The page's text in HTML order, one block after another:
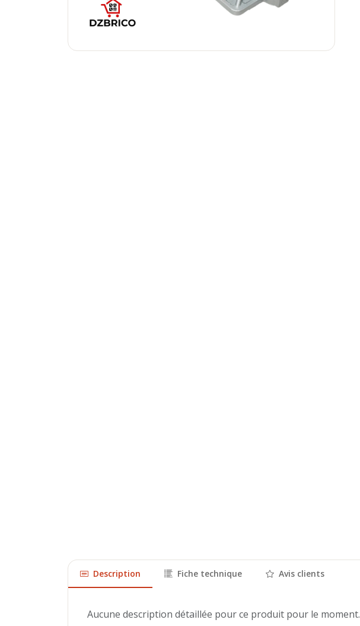
Description Fiche technique Avis clients
Aucune description détaillée pour ce produit pour le moment.